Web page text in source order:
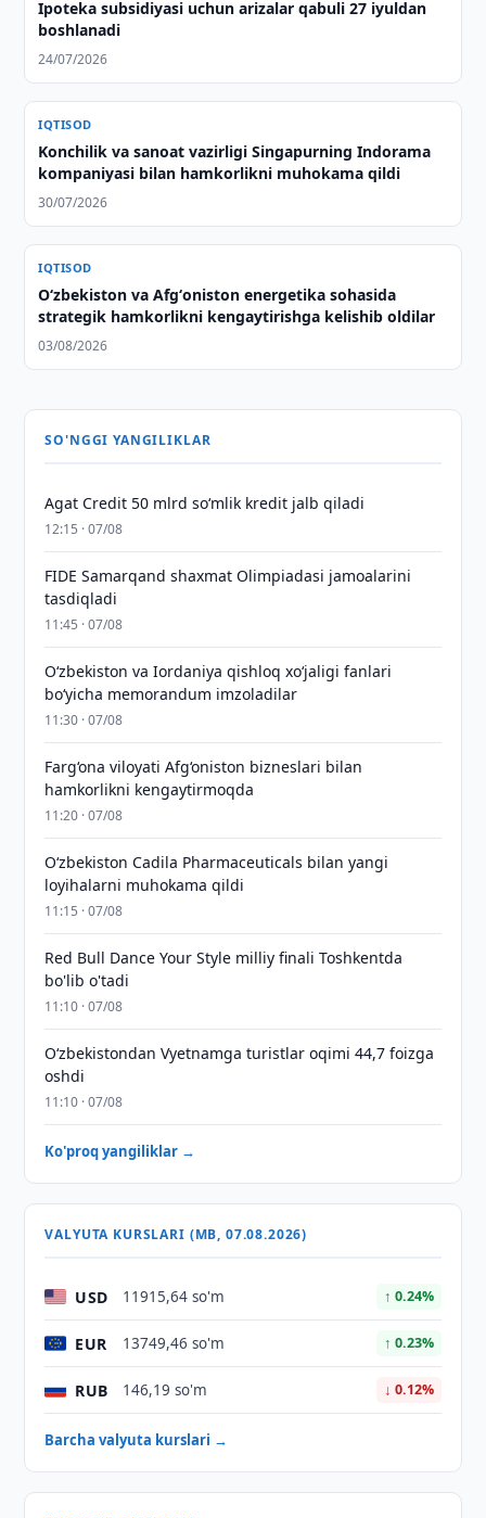
Ipoteka subsidiyasi uchun arizalar qabuli 27 iyuldan
boshlanadi
24/07/2026
IQTISOD
Konchilik va sanoat vazirligi Singapurning Indorama
kompaniyasi bilan hamkorlikni muhokama qildi
30/07/2026
IQTISOD
Oʻzbekiston va Afgʻoniston energetika sohasida
strategik hamkorlikni kengaytirishga kelishib oldilar
03/08/2026
SO'NGGI YANGILIKLAR
Agat Credit 50 mlrd so‘mlik kredit jalb qiladi
12:15 · 07/08
FIDE Samarqand shaxmat Olimpiadasi jamoalarini
tasdiqladi
11:45 · 07/08
Oʻzbekiston va Iordaniya qishloq xoʻjaligi fanlari
boʻyicha memorandum imzoladilar
11:30 · 07/08
Farg‘ona viloyati Afg‘oniston bizneslari bilan
hamkorlikni kengaytirmoqda
11:20 · 07/08
Oʻzbekiston Cadila Pharmaceuticals bilan yangi
loyihalarni muhokama qildi
11:15 · 07/08
Red Bull Dance Your Style milliy finali Toshkentda
bo'lib o'tadi
11:10 · 07/08
O‘zbekistondan Vyetnamga turistlar oqimi 44,7 foizga
oshdi
11:10 · 07/08
Ko'proq yangiliklar →
VALYUTA KURSLARI (MB, 07.08.2026)
USD 11915,64 so'm ↑ 0.24%
EUR 13749,46 so'm ↑ 0.23%
RUB 146,19 so'm ↓ 0.12%
Barcha valyuta kurslari →